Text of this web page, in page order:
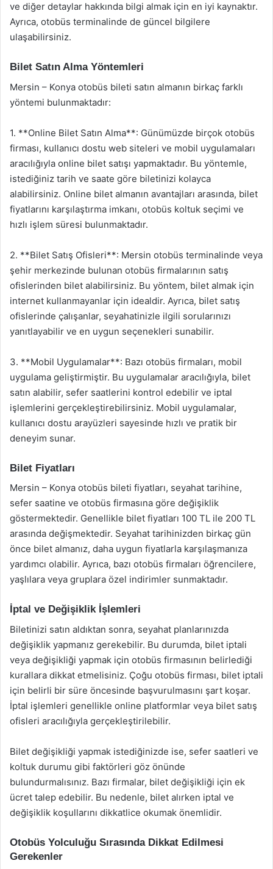
ve diğer detaylar hakkında bilgi almak için en iyi kaynaktır.
Ayrıca, otobüs terminalinde de güncel bilgilere
ulaşabilirsiniz.
Bilet Satın Alma Yöntemleri
Mersin – Konya otobüs bileti satın almanın birkaç farklı
yöntemi bulunmaktadır:
1. **Online Bilet Satın Alma**: Günümüzde birçok otobüs
firması, kullanıcı dostu web siteleri ve mobil uygulamaları
aracılığıyla online bilet satışı yapmaktadır. Bu yöntemle,
istediğiniz tarih ve saate göre biletinizi kolayca
alabilirsiniz. Online bilet almanın avantajları arasında, bilet
fiyatlarını karşılaştırma imkanı, otobüs koltuk seçimi ve
hızlı işlem süresi bulunmaktadır.
2. **Bilet Satış Ofisleri**: Mersin otobüs terminalinde veya
şehir merkezinde bulunan otobüs firmalarının satış
ofislerinden bilet alabilirsiniz. Bu yöntem, bilet almak için
internet kullanmayanlar için idealdir. Ayrıca, bilet satış
ofislerinde çalışanlar, seyahatinizle ilgili sorularınızı
yanıtlayabilir ve en uygun seçenekleri sunabilir.
3. **Mobil Uygulamalar**: Bazı otobüs firmaları, mobil
uygulama geliştirmiştir. Bu uygulamalar aracılığıyla, bilet
satın alabilir, sefer saatlerini kontrol edebilir ve iptal
işlemlerini gerçekleştirebilirsiniz. Mobil uygulamalar,
kullanıcı dostu arayüzleri sayesinde hızlı ve pratik bir
deneyim sunar.
Bilet Fiyatları
Mersin – Konya otobüs bileti fiyatları, seyahat tarihine,
sefer saatine ve otobüs firmasına göre değişiklik
göstermektedir. Genellikle bilet fiyatları 100 TL ile 200 TL
arasında değişmektedir. Seyahat tarihinizden birkaç gün
önce bilet almanız, daha uygun fiyatlarla karşılaşmanıza
yardımcı olabilir. Ayrıca, bazı otobüs firmaları öğrencilere,
yaşlılara veya gruplara özel indirimler sunmaktadır.
İptal ve Değişiklik İşlemleri
Biletinizi satın aldıktan sonra, seyahat planlarınızda
değişiklik yapmanız gerekebilir. Bu durumda, bilet iptali
veya değişikliği yapmak için otobüs firmasının belirlediği
kurallara dikkat etmelisiniz. Çoğu otobüs firması, bilet iptali
için belirli bir süre öncesinde başvurulmasını şart koşar.
İptal işlemleri genellikle online platformlar veya bilet satış
ofisleri aracılığıyla gerçekleştirilebilir.
Bilet değişikliği yapmak istediğinizde ise, sefer saatleri ve
koltuk durumu gibi faktörleri göz önünde
bulundurmalısınız. Bazı firmalar, bilet değişikliği için ek
ücret talep edebilir. Bu nedenle, bilet alırken iptal ve
değişiklik koşullarını dikkatlice okumak önemlidir.
Otobüs Yolculuğu Sırasında Dikkat Edilmesi
Gerekenler